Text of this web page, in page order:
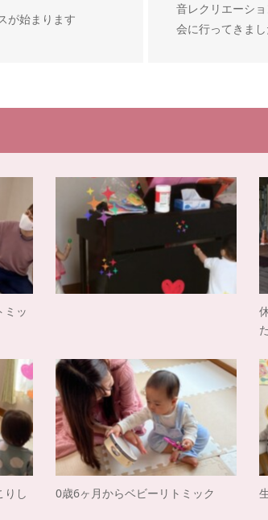
が始まります
音レクリエーシ
会に行ってきまし
ミッ
りし
0歳6ヶ月からベビーリトミック